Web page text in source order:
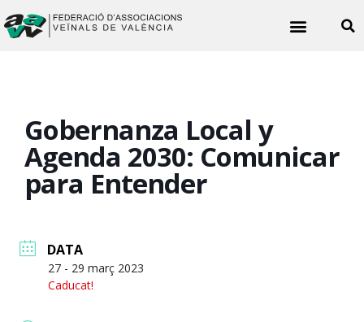
Gobernanza Local y
Agenda 2030: Comunicar
para Entender
DATA
27 - 29 març 2023
Caducat!